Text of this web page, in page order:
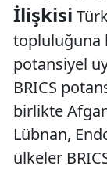
İlişkisi
topluluğuna
potansiyel
BRICS
birlikte
Lübnan,
ülkeler